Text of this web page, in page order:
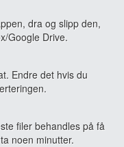
dra og slipp den,
Google Drive.
Endre det hvis du
filer behandles på få
noen minutter.